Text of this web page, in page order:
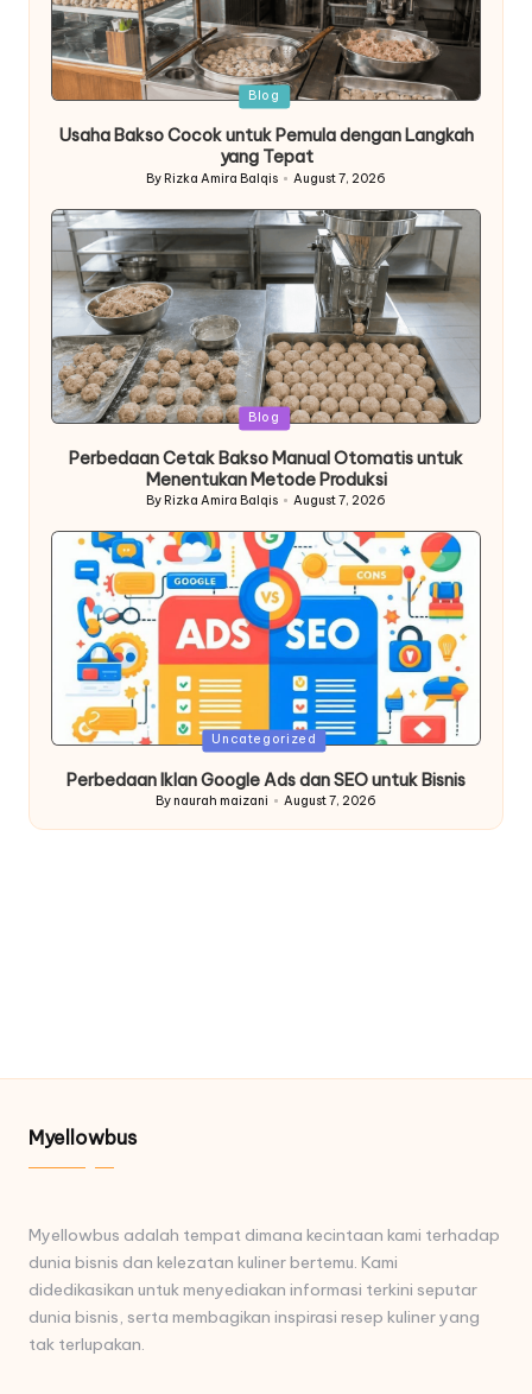
Posted
Blog
Usaha Bakso Cocok untuk Pemula dengan Langkah
yang Tepat
Posted
By Rizka Amira Balqis August 7, 2026
Posted
Blog
Perbedaan Cetak Bakso Manual Otomatis untuk
Menentukan Metode Produksi
Posted
By Rizka Amira Balqis August 7, 2026
Posted
Uncategorized
Perbedaan Iklan Google Ads dan SEO untuk Bisnis
Posted
By naurah maizani August 7, 2026
Myellowbus
Myellowbus adalah tempat dimana kecintaan kami terhadap
dunia bisnis dan kelezatan kuliner bertemu. Kami
didedikasikan untuk menyediakan informasi terkini seputar
dunia bisnis, serta membagikan inspirasi resep kuliner yang
tak terlupakan.